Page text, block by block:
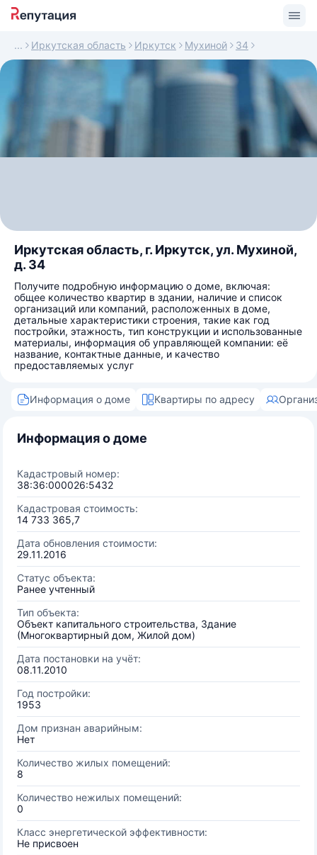
Иркутская область Иркутск Мухиной 34
Иркутская область, г. Иркутск, ул. Мухиной,
д. 34
Получите подробную информацию о доме, включая:
общее количество квартир в здании, наличие и список
организаций или компаний, расположенных в доме,
детальные характеристики строения, такие как год
постройки, этажность, тип конструкции и использованные
материалы, информация об управляющей компании: её
название, контактные данные, и качество
предоставляемых услуг
Информация о доме Квартиры по адресу
Информация о доме
Кадастровый номер:
38:36:000026:5432
Кадастровая стоимость:
14 733 365,7
Дата обновления стоимости:
29.11.2016
Статус объекта:
Ранее учтенный
Тип объекта:
Объект капитального строительства, Здание
(Многоквартирный дом, Жилой дом)
Дата постановки на учёт:
08.11.2010
Год постройки:
1953
Дом признан аварийным:
Нет
Количество жилых помещений:
8
Количество нежилых помещений:
0
Класс энергетической эффективности:
Не присвоен